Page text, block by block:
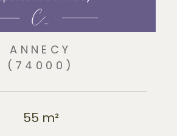
ANNECY
(74000)
55 m²